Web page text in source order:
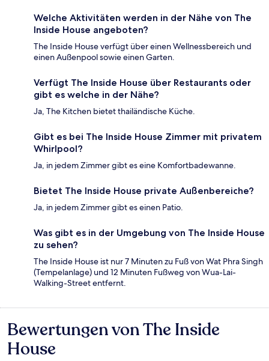
Welche Aktivitäten werden in der Nähe von The
Inside House angeboten?
The Inside House verfügt über einen Wellnessbereich und
einen Außenpool sowie einen Garten.
Verfügt The Inside House über Restaurants oder
gibt es welche in der Nähe?
Ja, The Kitchen bietet thailändische Küche.
Gibt es bei The Inside House Zimmer mit privatem
Whirlpool?
Ja, in jedem Zimmer gibt es eine Komfortbadewanne.
Bietet The Inside House private Außenbereiche?
Ja, in jedem Zimmer gibt es einen Patio.
Was gibt es in der Umgebung von The Inside House
zu sehen?
The Inside House ist nur 7 Minuten zu Fuß von Wat Phra Singh
(Tempelanlage) und 12 Minuten Fußweg von Wua-Lai-
Walking-Street entfernt.
Bewertungen
Bewertungen von The Inside
House